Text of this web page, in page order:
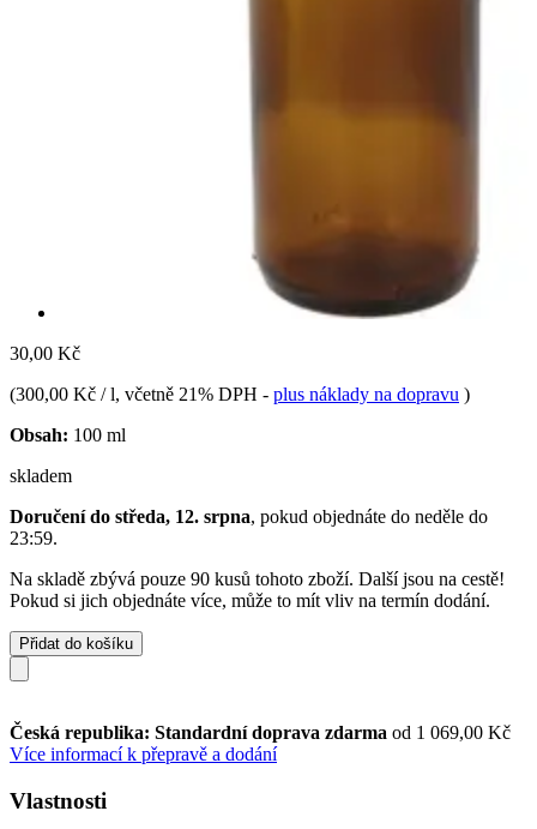
30,00 Kč
(300,00 Kč / l, včetně 21% DPH - plus náklady na dopravu )
Obsah: 100 ml
skladem
Doručení do středa, 12. srpna, pokud objednáte do neděle do
23:59.
Na skladě zbývá pouze 90 kusů tohoto zboží. Další jsou na cestě!
Pokud si jich objednáte více, může to mít vliv na termín dodání.
Přidat do košíku
Česká republika: Standardní doprava zdarma od 1 069,00 Kč
Více informací k přepravě a dodání
Vlastnosti